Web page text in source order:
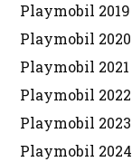
Playmobil 2019
Playmobil 2020
Playmobil 2021
Playmobil 2022
Playmobil 2023
Playmobil 2024